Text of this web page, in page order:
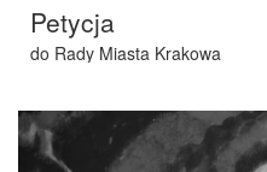
Petycja
do Rady Miasta Krakowa